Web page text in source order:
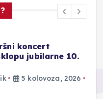
koncert
jubilarne 10.
5 kolovoza, 2026